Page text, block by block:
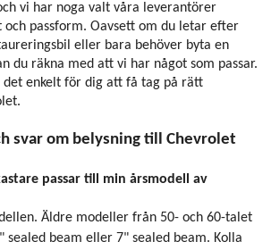
vi har noga valt våra leverantörer
passform. Oavsett om du letar efter
eller bara behöver byta en
du räkna med att vi har något som passar.
enkelt för dig att få tag på rätt
svar om belysning till Chevrolet
passar till min årsmodell av
Äldre modeller från 50- och 60-talet
sealed beam eller 7" sealed beam. Kolla